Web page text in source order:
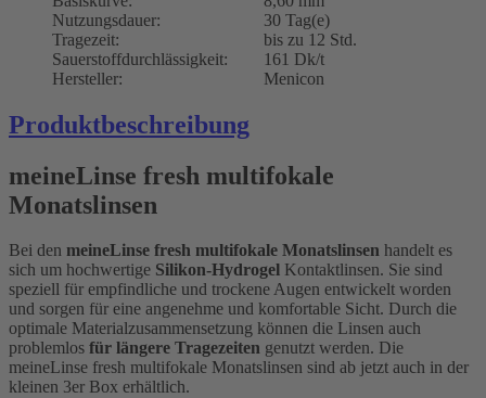
Nutzungsdauer:
30 Tag(e)
Tragezeit:
bis zu 12 Std.
Sauerstoffdurchlässigkeit:
161 Dk/t
Hersteller:
Menicon
Produktbeschreibung
meineLinse fresh multifokale
Monatslinsen
Bei den meineLinse fresh multifokale Monatslinsen handelt es
sich um hochwertige Silikon-Hydrogel Kontaktlinsen. Sie sind
speziell für empfindliche und trockene Augen entwickelt worden
und sorgen für eine angenehme und komfortable Sicht. Durch die
optimale Materialzusammensetzung können die Linsen auch
problemlos für längere Tragezeiten genutzt werden. Die
meineLinse fresh multifokale Monatslinsen sind ab jetzt auch in der
kleinen 3er Box erhältlich.